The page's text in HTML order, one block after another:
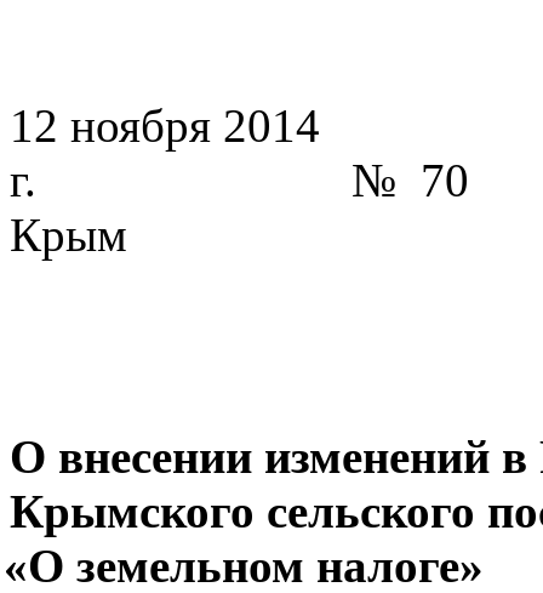
12 ноября 2014
г. №
Крым
О внесении изменений
Крымского сельского
«О земельном налоге»